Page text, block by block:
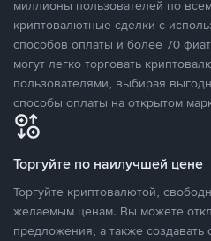
миллионы пользователей по
криптовалютные сделки с
способов оплаты и более 70
могут легко торговать
пользователями, выбирая
способы оплаты на открытом
Торгуйте по наилучшей цене
Торгуйте криптовалютой,
желаемым ценам. Вы можете
предложения, а также